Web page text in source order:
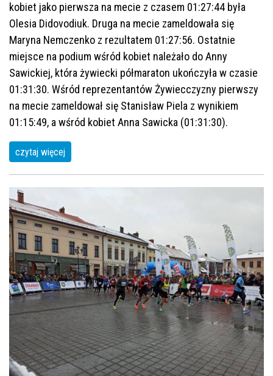
kobiet jako pierwsza na mecie z czasem 01:27:44 była
Olesia Didovodiuk. Druga na mecie zameldowała się
Maryna Nemczenko z rezultatem 01:27:56. Ostatnie
miejsce na podium wśród kobiet należało do Anny
Sawickiej, która żywiecki półmaraton ukończyła w czasie
01:31:30. Wśród reprezentantów Żywiecczyzny pierwszy
na mecie zameldował się Stanisław Piela z wynikiem
01:15:49, a wśród kobiet Anna Sawicka (01:31:30).
czytaj więcej